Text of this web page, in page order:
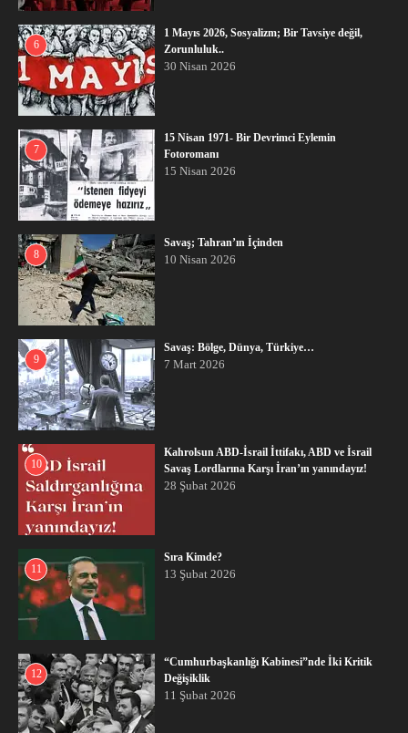
6
1 Mayıs 2026, Sosyalizm; Bir Tavsiye değil,
Zorunluluk..
30 Nisan 2026
7
15 Nisan 1971- Bir Devrimci Eylemin
Fotoromanı
15 Nisan 2026
8
Savaş; Tahran’ın İçinden
10 Nisan 2026
9
Savaş: Bölge, Dünya, Türkiye…
7 Mart 2026
10
Kahrolsun ABD-İsrail İttifakı, ABD ve İsrail
Savaş Lordlarına Karşı İran’ın yanındayız!
28 Şubat 2026
11
Sıra Kimde?
13 Şubat 2026
12
“Cumhurbaşkanlığı Kabinesi”nde İki Kritik
Değişiklik
11 Şubat 2026